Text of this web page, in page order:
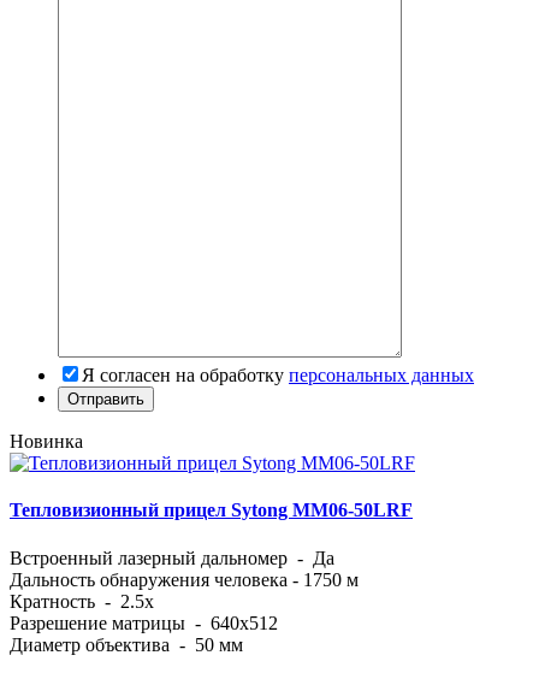
Я согласен на обработку персональных данных
Новинка
Тепловизионный прицел Sytong MM06-50LRF
Встроенный лазерный дальномер - Да
Дальность обнаружения человека - 1750 м
Кратность - 2.5x
Разрешение матрицы - 640x512
Диаметр объектива - 50 мм